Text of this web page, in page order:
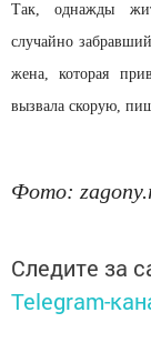
Так, однажды
случайно
жена, которая
вызвала скорую,
Фото:
Следите за
Telegram-